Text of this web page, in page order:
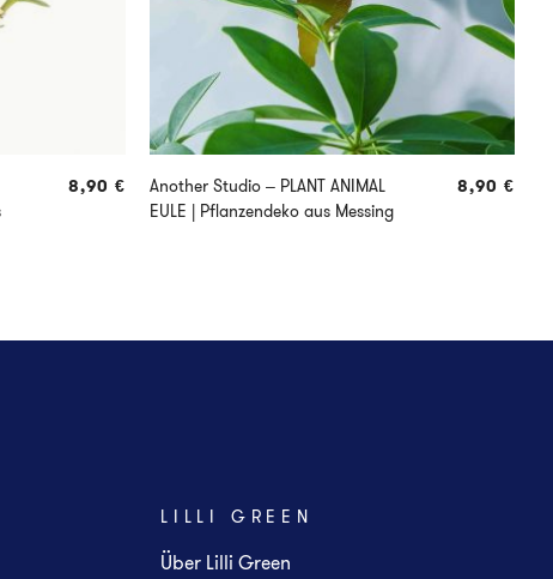
8,90 €
Another Studio – PLANT ANIMAL
EULE | Pflanzendeko aus Messing
8,90 €
LILLI GREEN
Über Lilli Green